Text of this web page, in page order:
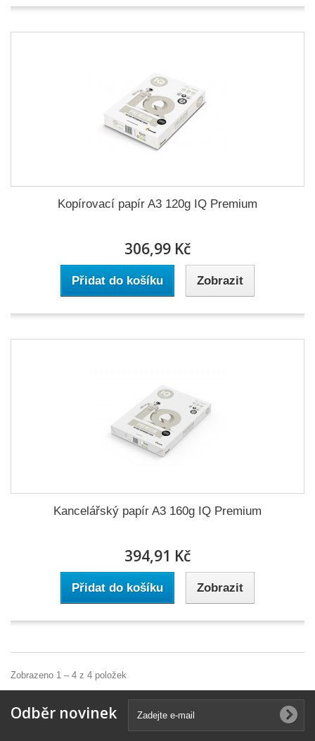
Kopírovací papír A3 120g IQ Premium
306,99 Kč
Přidat do košíku Zobrazit
Kancelářský papír A3 160g IQ Premium
394,91 Kč
Přidat do košíku Zobrazit
Zobrazeno 1 – 4 z 4 položek
Odběr novinek